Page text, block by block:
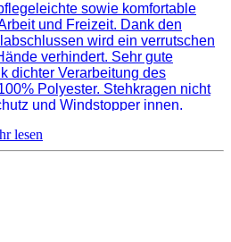
sowie komfortable
und Freizeit. Dank den
wird ein verrutschen
verhindert. Sehr gute
dichter Verarbeitung des
Polyester. Stehkragen nicht
und Windstopper innen.
ist sie atmungsaktiv und
auch nach mehreren